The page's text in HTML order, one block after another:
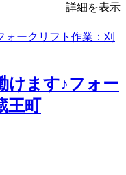
詳細を表示
けます♪フォー
王町